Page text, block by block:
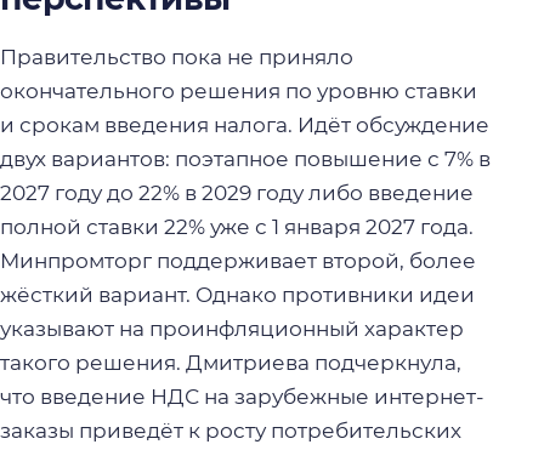
Правительство пока не приняло
окончательного решения по уровню ставки
и срокам введения налога. Идёт обсуждение
двух вариантов: поэтапное повышение с 7% в
2027 году до 22% в 2029 году либо введение
полной ставки 22% уже с 1 января 2027 года.
Минпромторг поддерживает второй, более
жёсткий вариант. Однако противники идеи
указывают на проинфляционный характер
такого решения. Дмитриева подчеркнула,
что введение НДС на зарубежные интернет-
заказы приведёт к росту потребительских